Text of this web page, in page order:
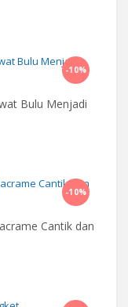
-10%
Bulu Menjadi
-10%
Cantik dan